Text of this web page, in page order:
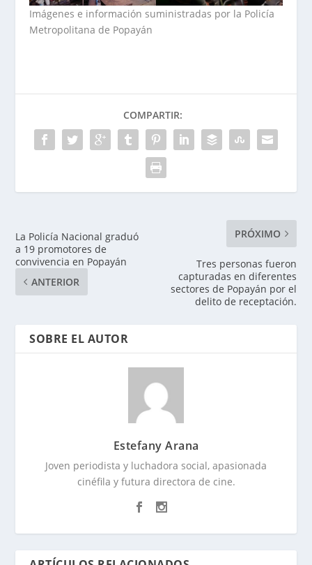
Imágenes e información suministradas por la Policía
Metropolitana de Popayán
COMPARTIR:
La Policía Nacional graduó
a 19 promotores de
convivencia en Popayán
ANTERIOR
PRÓXIMO
Tres personas fueron
capturadas en diferentes
sectores de Popayán por el
delito de receptación.
SOBRE EL AUTOR
Estefany Arana
Joven periodista y luchadora social, apasionada
cinéfila y futura directora de cine.